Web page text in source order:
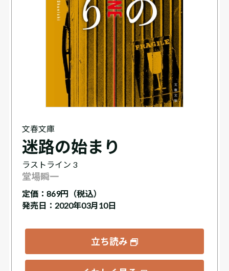
文春文庫
迷路の始まり
ラストライン 3
堂場瞬一
定価： 869円（税込）
発売日：2020年03月10日
立ち読み